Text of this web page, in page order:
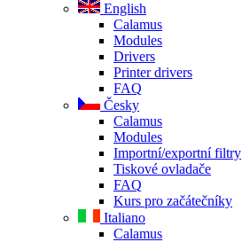
English
Calamus
Modules
Drivers
Printer drivers
FAQ
Česky
Calamus
Modules
Importní/exportní filtry
Tiskové ovladače
FAQ
Kurs pro začátečníky
Italiano
Calamus